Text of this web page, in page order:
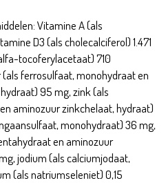
Vitamine A (als
D3 (als cholecalciferol) 1.471
tocoferylacetaat) 710
ferrosulfaat, monohydraat en
95 mg, zink (als
aminozuur zinkchelaat, hydraat)
monohydraat) 36 mg,
en aminozuur
jodium (als calciumjodaat,
(als natriumseleniet) 0,15